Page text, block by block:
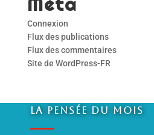
Connexion
Flux des publications
Flux des commentaires
Site de WordPress-FR
La Pensée du Mois